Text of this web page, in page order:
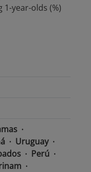
year-olds (%)
Uruguay
Perú